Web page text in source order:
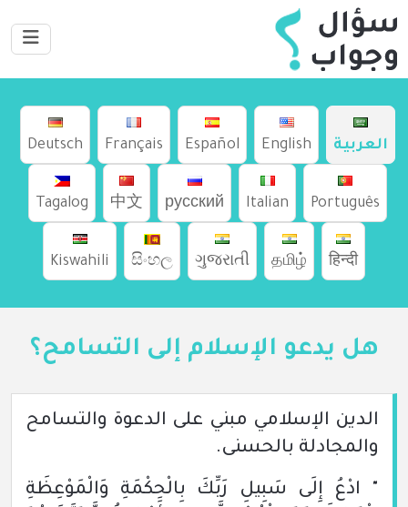
العربية English
Español
Français
Deutsch
Português
Italian
русский
中文
Tagalog
हिन्दी
தமிழ்
ગુજરાતી
සිංහල
Kiswahili
هل يدعو الإسلام إلى التسامح؟
الدين الإسلامي مبني على الدعوة والتسامح
والمجادلة بالحسنى.
" ادْعُ إِلَى سَبِيلِ رَبِّكَ بِالْحِكْمَةِ وَالْمَوْعِظَةِ